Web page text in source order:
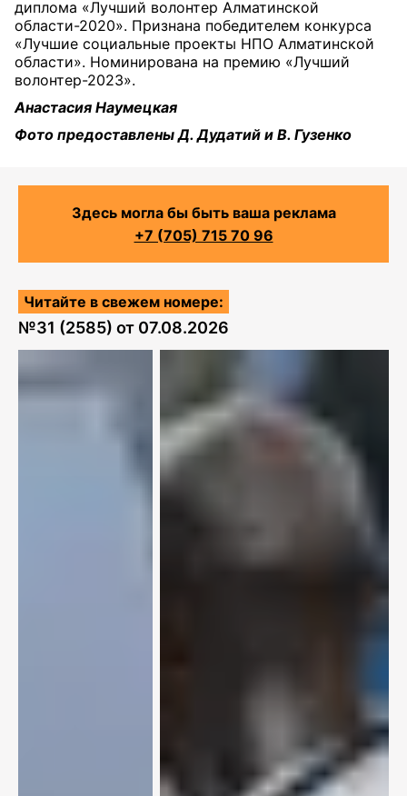
диплома «Лучший волонтер Алматинской
области-2020». Признана победителем конкурса
«Лучшие социальные проекты НПО Алматинской
области». Номинирована на премию «Лучший
волонтер-2023».
Анастасия Наумецкая
Фото предоставлены Д. Дудатий и В. Гузенко
Здесь могла бы быть ваша реклама
+7 (705) 715 70 96
Читайте в свежем номере:
№31 (2585) от 07.08.2026